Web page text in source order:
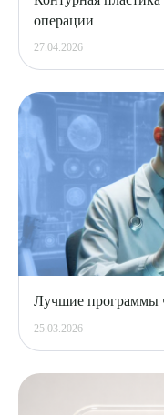
операции
27.04.2026
Лучшие программы
25.03.2026